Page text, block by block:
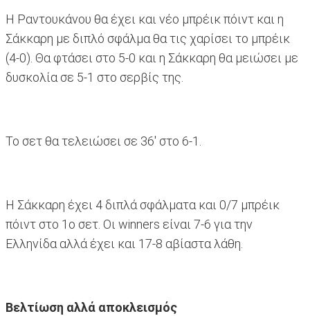
Η Ραντουκάνου θα έχει και νέο μπρέικ πόιντ και η
Σάκκαρη με διπλό σφάλμα θα τις χαρίσει το μπρέικ
(4-0). Θα φτάσει στο 5-0 και η Σάκκαρη θα μειώσει με
δυσκολία σε 5-1 στο σερβίς της.
Το σετ θα τελειώσει σε 36' στο 6-1.
Η Σάκκαρη έχει 4 διπλά σφάλματα και 0/7 μπρέικ
πόιντ στο 1ο σετ. Οι winners είναι 7-6 για την
Ελληνίδα αλλά έχει και 17-8 αβίαστα λάθη.
Βελτίωση αλλά αποκλεισμός